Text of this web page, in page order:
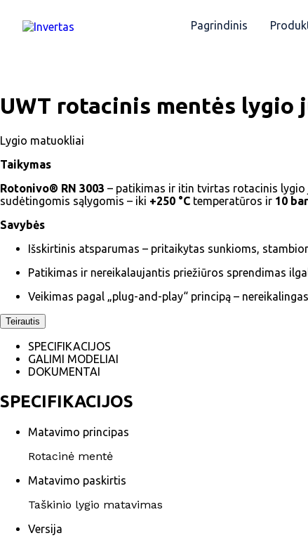
Pagrindinis
UWT rotacinis mentės lygio
Lygio matuokliai
Taikymas
Rotonivo® RN 3003 – patikimas ir itin tvirtas rotacinis
sudėtingomis sąlygomis – iki +250 °C temperatūros ir 10 bar
Savybės
Išskirtinis atsparumas – pritaikytas sunkioms,
Patikimas ir nereikalaujantis priežiūros sprendimas
Veikimas pagal „plug-and-play“ principą –
Teirautis
SPECIFIKACIJOS
GALIMI MODELIAI
DOKUMENTAI
SPECIFIKACIJOS
Matavimo principas
Rotacinė mentė
Matavimo paskirtis
Taškinio lygio matavimas
Versija